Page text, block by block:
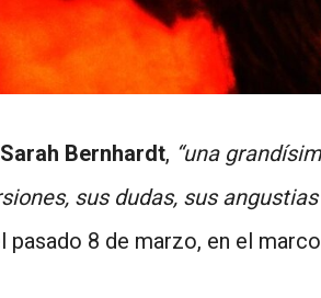
Sarah Bernhardt, “una
sus dudas, sus angustias
8 de marzo, en el